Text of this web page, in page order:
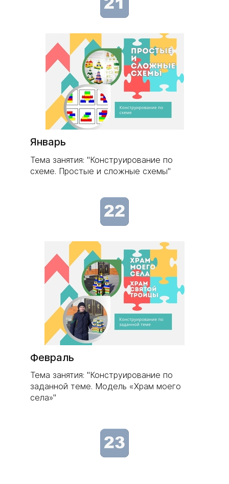
Январь
Тема занятия: "Конструирование по
схеме. Простые и сложные схемы"
Февраль
Тема занятия: "Конструирование по
заданной теме. Модель «Храм моего
села»"